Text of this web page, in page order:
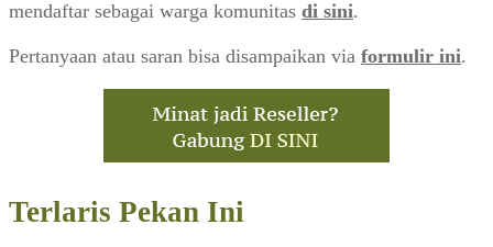
mendaftar sebagai warga komunitas di sini.
Pertanyaan atau saran bisa disampaikan via formulir ini.
Terlaris Pekan Ini